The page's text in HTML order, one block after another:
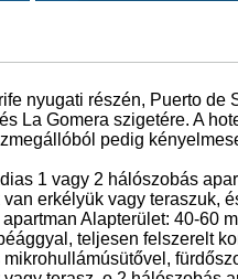
nyugati részén, Puerto
La Gomera szigetére. A
pedig
1 vagy 2 hálószobás
erkélyük vagy teraszuk,
Alapterület: 40-60
teljesen felszerelt